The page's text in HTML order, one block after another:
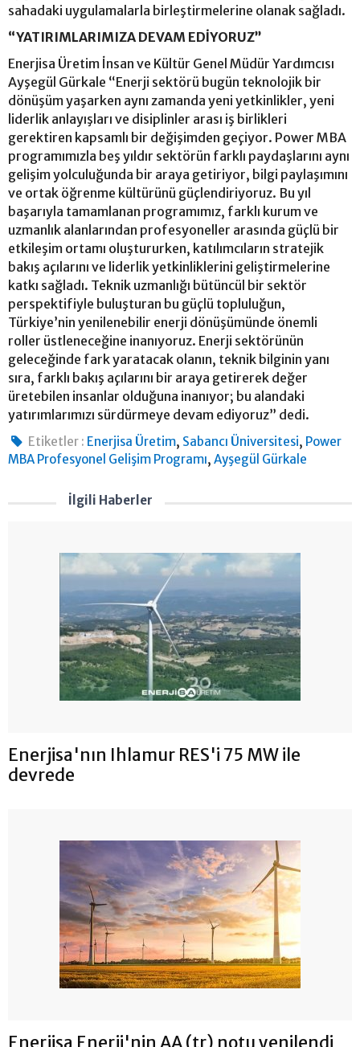
sahadaki uygulamalarla birleştirmelerine olanak sağladı.
“YATIRIMLARIMIZA DEVAM EDİYORUZ”
Enerjisa Üretim İnsan ve Kültür Genel Müdür Yardımcısı
Ayşegül Gürkale “Enerji sektörü bugün teknolojik bir
dönüşüm yaşarken aynı zamanda yeni yetkinlikler, yeni
liderlik anlayışları ve disiplinler arası iş birlikleri
gerektiren kapsamlı bir değişimden geçiyor. Power MBA
programımızla beş yıldır sektörün farklı paydaşlarını aynı
gelişim yolculuğunda bir araya getiriyor, bilgi paylaşımını
ve ortak öğrenme kültürünü güçlendiriyoruz. Bu yıl
başarıyla tamamlanan programımız, farklı kurum ve
uzmanlık alanlarından profesyoneller arasında güçlü bir
etkileşim ortamı oluştururken, katılımcıların stratejik
bakış açılarını ve liderlik yetkinliklerini geliştirmelerine
katkı sağladı. Teknik uzmanlığı bütüncül bir sektör
perspektifiyle buluşturan bu güçlü topluluğun,
Türkiye’nin yenilenebilir enerji dönüşümünde önemli
roller üstleneceğine inanıyoruz. Enerji sektörünün
geleceğinde fark yaratacak olanın, teknik bilginin yanı
sıra, farklı bakış açılarını bir araya getirerek değer
üretebilen insanlar olduğuna inanıyor; bu alandaki
yatırımlarımızı sürdürmeye devam ediyoruz” dedi.
Etiketler : Enerjisa Üretim, Sabancı Üniversitesi, Power
MBA Profesyonel Gelişim Programı, Ayşegül Gürkale
İlgili Haberler
Enerjisa'nın Ihlamur RES'i 75 MW ile
devrede
Enerjisa Enerji'nin AA (tr) notu yenilendi